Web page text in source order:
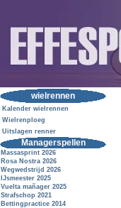
wielrennen
Kalender wielrennen
Wielrenploeg
Uitslagen renner
Managerspellen
Massasprint 2026
Rosa Nostra 2026
Wegwedstrijd 2026
IJsmeester 2025
Vuelta mañager 2025
Strafschop 2021
Bettingpractice 2014